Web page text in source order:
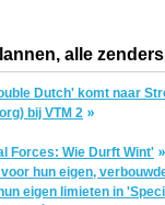
alle
Dutch' komt naar
bij VTM 2
Forces: Wie Durft Wint'
hun eigen,
eigen limieten in